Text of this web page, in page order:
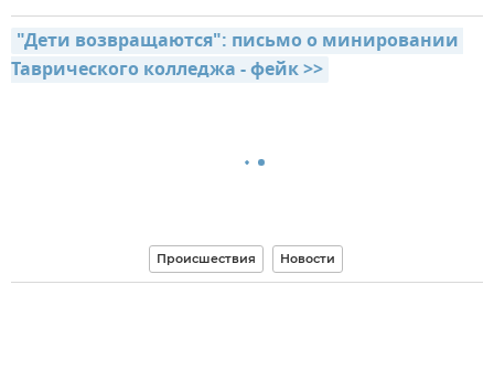
"Дети возвращаются": письмо о минировании
Таврического колледжа - фейк >>
Происшествия Новости